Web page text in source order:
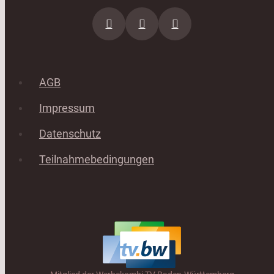
AGB
Impressum
Datenschutz
Teilnahmebedingungen